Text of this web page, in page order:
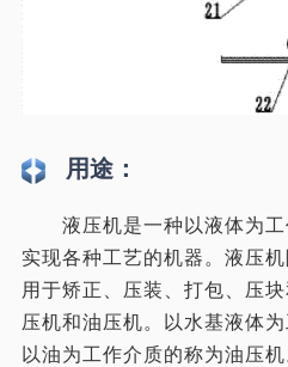
用途：
液压机是一种以液体为工
实现各种工艺的机器。液压
用于矫正、压装、打包、压
压机和油压机。以水基液体
以油为工作介质的称为油压